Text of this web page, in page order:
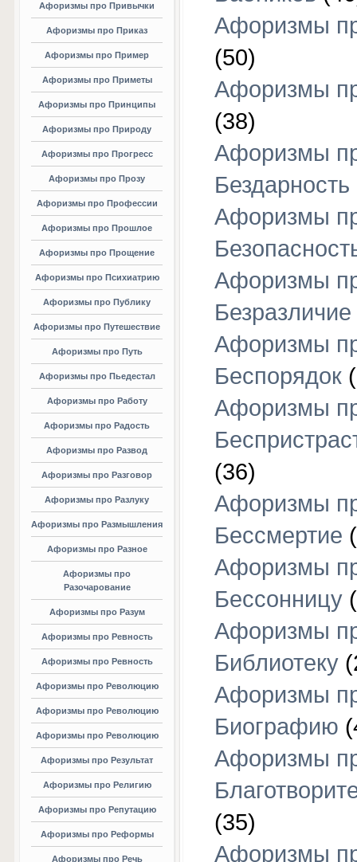
Афоризмы про Привычки
Афоризмы про Приказ
Афоризмы про Пример
Афоризмы про Приметы
Афоризмы про Принципы
Афоризмы про Природу
Афоризмы про Прогресс
Афоризмы про Прозу
Афоризмы про Профессии
Афоризмы про Прошлое
Афоризмы про Прощение
Афоризмы про Психиатрию
Афоризмы про Публику
Афоризмы про Путешествие
Афоризмы про Путь
Афоризмы про Пьедестал
Афоризмы про Работу
Афоризмы про Радость
Афоризмы про Развод
Афоризмы про Разговор
Афоризмы про Разлуку
Афоризмы про Размышления
Афоризмы про Разное
Афоризмы про
Разочарование
Афоризмы про Разум
Афоризмы про Ревность
Афоризмы про Ревность
Афоризмы про Революцию
Афоризмы про Революцию
Афоризмы про Революцию
Афоризмы про Результат
Афоризмы про Религию
Афоризмы про Репутацию
Афоризмы про Реформы
Афоризмы про Речь
Афоризмы
(50)
Афоризмы
(38)
Афоризмы
Бездарность
Афоризмы
Афоризмы
Безразличие
Афоризмы
Беспорядок
Афоризмы
(36)
Афоризмы
Бессмертие
Афоризмы
Бессонницу
Афоризмы
Библиотеку
Афоризмы
Биографию
Афоризмы
(35)
Афоризмы